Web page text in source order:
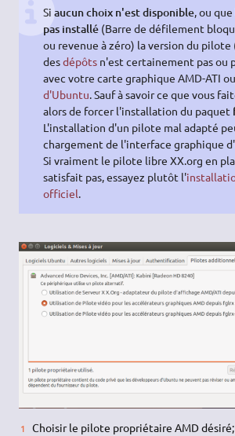
Si aucun choix n'est disponible, ou que
pas installé(Barre de défilement
ou revenue à zéro) la version du
desdépôtsn'est certainement pas ou
avec votre carte graphique AMD-ATI
d'Ubuntu. Sauf à savoir ce que vous
alors de forcer l'installation du paquet
L'installation d'un pilote mal adapté
chargement de l'interface graphique
Si vraiment le pilote libre XX.org en
satisfait pas, essayez plutôt l'
officiel.
Choisir le pilote propriétaire AMD désiré;